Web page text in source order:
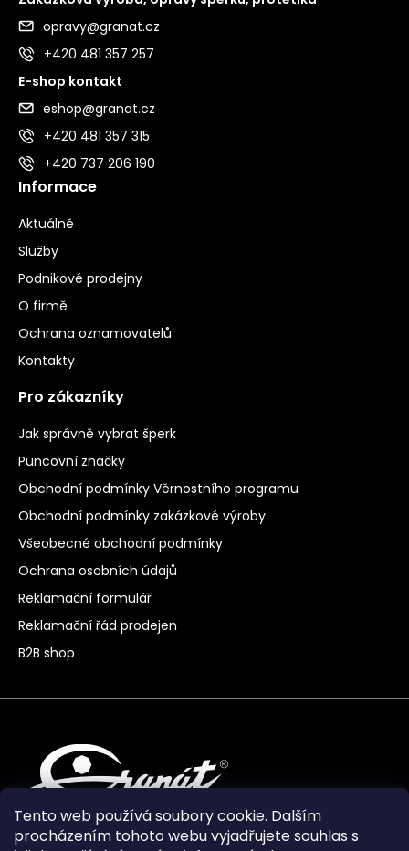
Tento web používá soubory cookie. Dalším
procházením tohoto webu vyjadřujete souhlas s
opravy@granat.cz
+420 481 357 257
E-shop kontakt
eshop@granat.cz
+420 481 357 315
+420 737 206 190
Informace
Aktuálně
Služby
Podnikové prodejny
O firmě
Ochrana oznamovatelů
Kontakty
Pro zákazníky
Jak správně vybrat šperk
Puncovní značky
Obchodní podmínky Věrnostního programu
Obchodní podmínky zakázkové výroby
Všeobecné obchodní podmínky
Ochrana osobních údajů
Reklamační formulář
Reklamační řád prodejen
B2B shop